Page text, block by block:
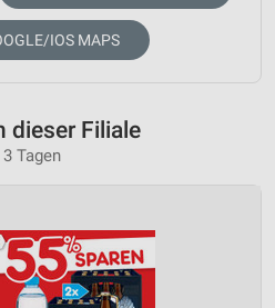
IOS MAPS
dieser Filiale
Tagen